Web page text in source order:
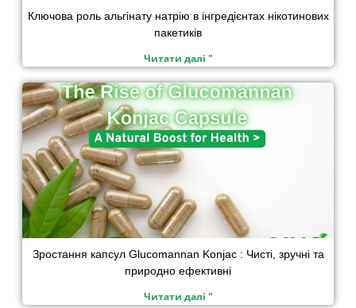
Ключова роль альгінату натрію в інгредієнтах нікотинових
пакетиків
Читати далі "
Зростання капсул Glucomannan Konjac : Чисті, зручні та
природно ефективні
Читати далі "